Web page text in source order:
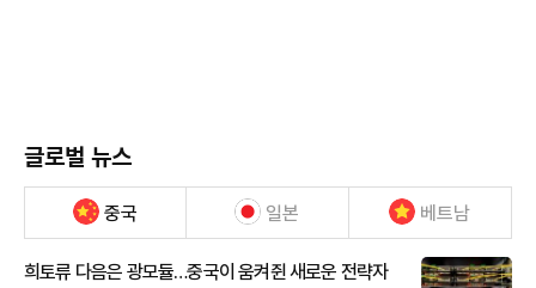
글로벌 뉴스
중국 일본 베트남
희토류 다음은 광모듈…중국이 움켜쥔 새로운 전략자